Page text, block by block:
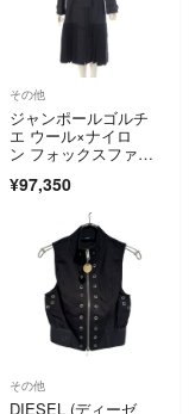
その他
ジャンポールゴルチ
エ ウール×ナイロ
ン フォックスファ
ート アウター ブラッ
ク 38【中古】
¥97,350
その他
DIESEL (ディーゼ